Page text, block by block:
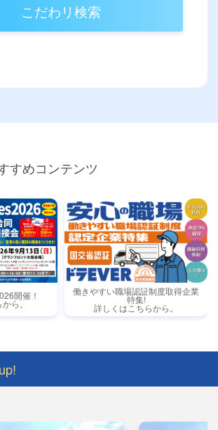
こだわリ検索
すめコンテンツ
開催！
から。
働きやすい職場認証制度取得企業
特集!
詳しくはこちらから。